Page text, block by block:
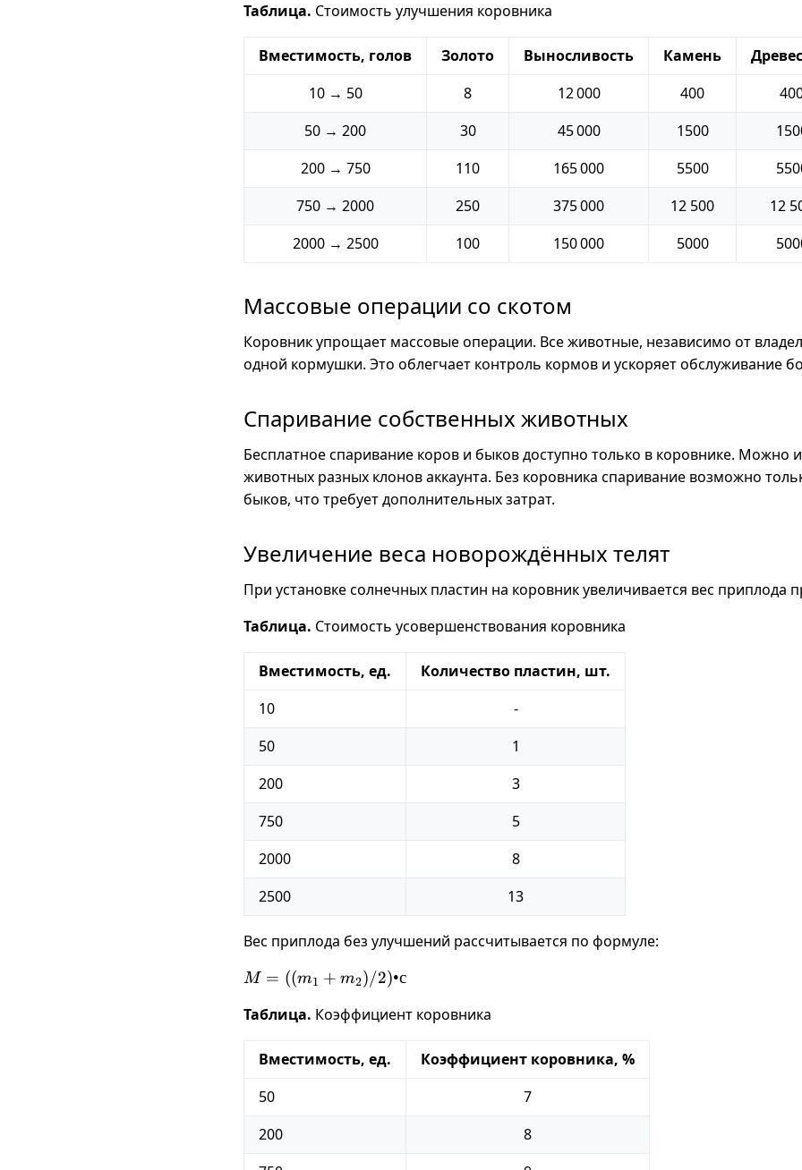
Таблица. Стоимость улучшения коровника
Вместимость, голов Золото Выносливость Камень
10 → 50
8 12 000 400
50 → 200
30 45 000 1500
200 → 750
110 165 000 5500
750 → 2000
250 375 000 12 500
12
2000 → 2500
100 150 000 5000
Массовые операции со скотом
Коровник упрощает массовые операции. Все животные, независимо от
одной кормушки. Это облегчает контроль кормов и ускоряет обслуживание
Спаривание собственных животных
Бесплатное спаривание коров и быков доступно только в коровнике. Можно
животных разных клонов аккаунта. Без коровника спаривание возможно
быков, что требует дополнительных затрат.
Увеличение веса новорождённых телят
При установке солнечных пластин на коровник увеличивается вес приплода
Таблица. Стоимость усовершенствования коровника
Вместимость, ед.
Количество пластин, шт.
10
-
50
1
200
3
750
5
2000
8
2500
13
Вес приплода без улучшений рассчитывается по формуле:
M =
+
2) • с
M = ((m1 + m2)/2)•с
Таблица. Коэффициент коровника
Вместимость, ед.
Коэффициент коровника, %
50
7
200
8